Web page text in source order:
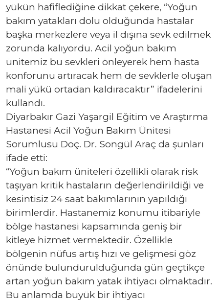
yükün hafiflediğine dikkat çekere, “Yoğun
bakım yatakları dolu olduğunda hastalar
başka merkezlere veya il dışına sevk edilmek
zorunda kalıyordu. Acil yoğun bakım
ünitemiz bu sevkleri önleyerek hem hasta
konforunu artıracak hem de sevklerle oluşan
mali yükü ortadan kaldıracaktır” ifadelerini
kullandı.
Diyarbakır Gazi Yaşargil Eğitim ve Araştırma
Hastanesi Acil Yoğun Bakım Ünitesi
Sorumlusu Doç. Dr. Songül Araç da şunları
ifade etti:
“Yoğun bakım üniteleri özellikli olarak risk
taşıyan kritik hastaların değerlendirildiği ve
kesintisiz 24 saat bakımlarının yapıldığı
birimlerdir. Hastanemiz konumu itibariyle
bölge hastanesi kapsamında geniş bir
kitleye hizmet vermektedir. Özellikle
bölgenin nüfus artış hızı ve gelişmesi göz
önünde bulundurulduğunda gün geçtikçe
artan yoğun bakım yatak ihtiyacı olmaktadır.
Bu anlamda büyük bir ihtiyacı